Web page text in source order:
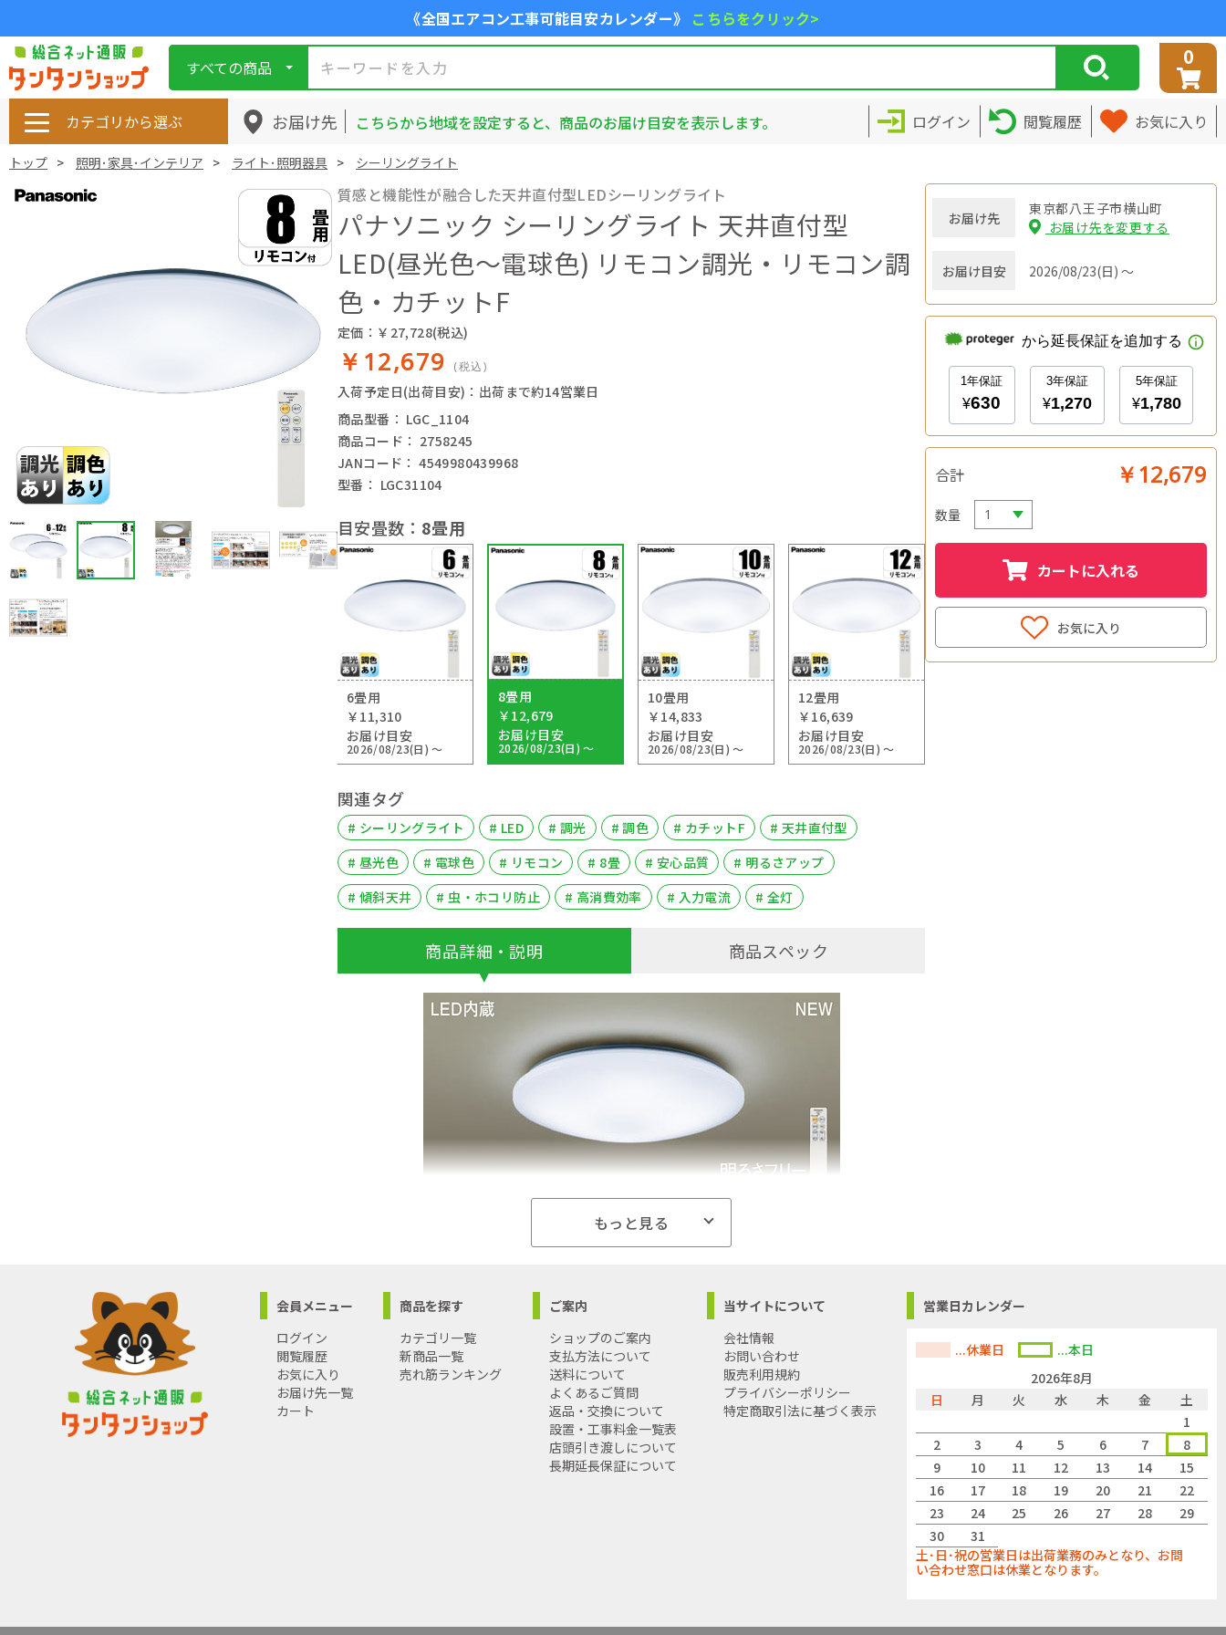
《全国エアコン工事可能目安カレンダー》 こちらをクリック>
すべての商品 0
カテゴリから選ぶ お届け先 こちらから地域を設定すると、商品のお届け目安を表示します。 ログイン 閲覧履歴 お気に入り
トップ 照明･家具･インテリア ライト･照明器具 シーリングライト
質感と機能性が融合した天井直付型LEDシーリングライト
パナソニック シーリングライト 天井直付型
LED(昼光色～電球色) リモコン調光・リモコン調
色・カチットF
定価：￥27,728(税込)
￥12,679 (税込)
入荷予定日(出荷目安)：出荷まで約14営業日
商品型番： LGC_1104
商品コード： 2758245
JANコード： 4549980439968
型番： LGC31104
目安畳数： 8畳用
6畳用
￥11,310
お届け目安
2026/08/23(日) ～
8畳用
￥12,679
お届け目安
2026/08/23(日) ～
10畳用
￥14,833
お届け目安
2026/08/23(日) ～
12畳用
￥16,639
お届け目安
2026/08/23(日) ～
関連タグ
# シーリングライト # LED # 調光 # 調色 # カチットF
# 天井直付型
# 昼光色
# 電球色 # リモコン # 8畳 # 安心品質
# 明るさアップ
# 傾斜天井
# 虫・ホコリ防止 # 高消費効率 # 入力電流 # 全灯
商品詳細・説明
もっと見る
商品スペック
お届け先
東京都八王子市横山町
お届け先を変更する
お届け目安 2026/08/23(日) ～
合計 ￥12,679
数量
カートに入れる
お気に入り
会員メニュー
ログイン
閲覧履歴
お気に入り
お届け先一覧
カート
商品を探す
カテゴリ一覧
新商品一覧
売れ筋ランキング
ご案内
ショップのご案内
支払方法について
送料について
よくあるご質問
返品・交換について
設置・工事料金一覧表
店頭引き渡しについて
長期延長保証について
当サイトについて
会社情報
お問い合わせ
販売利用規約
プライバシーポリシー
特定商取引法に基づく表示
営業日カレンダー
...休業日
...本日
2026年8月
日
月 火 水 木 金
土
1
2
3 4 5 6 7
8
9
10 11 12 13 14
15
16
17 18 19 20 21
22
23
24 25 26 27 28
29
30
31
土･日･祝の営業日は出荷業務のみとなり、お問
い合わせ窓口は休業となります。